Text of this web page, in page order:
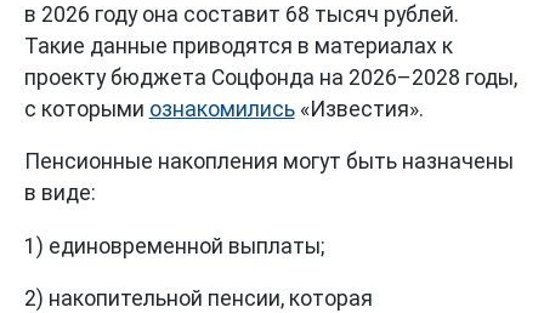
в 2026 году она составит 68 тысяч рублей.
Такие данные приводятся в материалах к
проекту бюджета Соцфонда на 2026–2028 годы,
с которыми ознакомились«Известия».
Пенсионные накопления могут быть назначены
в виде:
1) единовременной выплаты;
2) накопительной пенсии, которая